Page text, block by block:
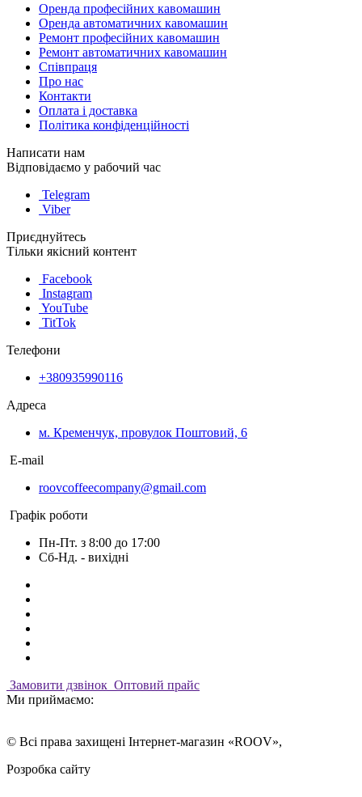
Оренда професійних кавомашин
Оренда автоматичних кавомашин
Ремонт професійних кавомашин
Ремонт автоматичних кавомашин
Співпраця
Про нас
Контакти
Оплата і доставка
Політика конфіденційності
Написати нам
Відповідаємо у рабочий час
Telegram
Viber
Приєднуйтесь
Тільки якісний контент
Facebook
Instagram
YouTube
TitTok
Телефони
+380935990116
Адреса
м. Кременчук, провулок Поштовий, 6
E-mail
roovcoffeecompany@gmail.com
Графік роботи
Пн-Пт. з 8:00 до 17:00
Сб-Нд. - вихідні
Замовити дзвінок Оптовий прайс
Ми приймаємо:
© Всі права захищені Інтернет-магазин «ROOV»,
Розробка сайту